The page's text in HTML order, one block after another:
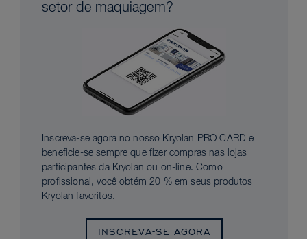
setor de maquiagem?
Inscreva-se agora no nosso Kryolan PRO CARD e
beneficie-se sempre que fizer compras nas lojas
participantes da Kryolan ou on-line. Como
profissional, você obtém 20 % em seus produtos
Kryolan favoritos.
INSCREVA-SE AGORA